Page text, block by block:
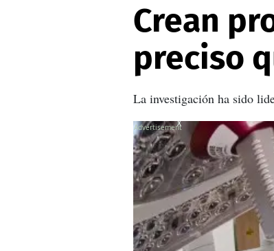
Crean
preciso
La investigación ha sido
X